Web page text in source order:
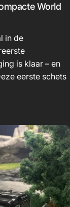
World
in de
is klaar – en
eerste schets